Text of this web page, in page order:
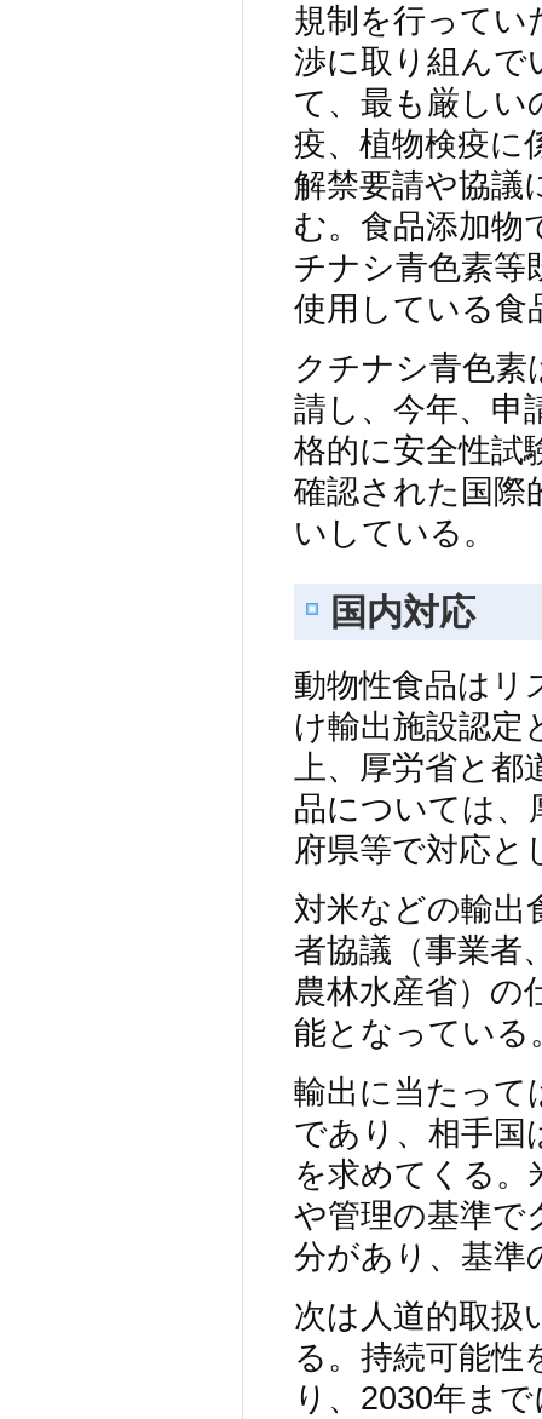
規制を行ってい
渉に取り組んで
て、最も厳しい
疫、植物検疫に
解禁要請や協議
む。食品添加物
チナシ青色素等
使用している食
クチナシ青色素
請し、今年、申
格的に安全性試
確認された国際
いしている。
国内対応
動物性食品はリ
け輸出施設認定
上、厚労省と都
品については、
府県等で対応と
対米などの輸出
者協議（事業者
農林水産省）の
能となっている
輸出に当たって
であり、相手国
を求めてくる。
や管理の基準で
分があり、基準
次は人道的取扱
る。持続可能性
り、2030年ま